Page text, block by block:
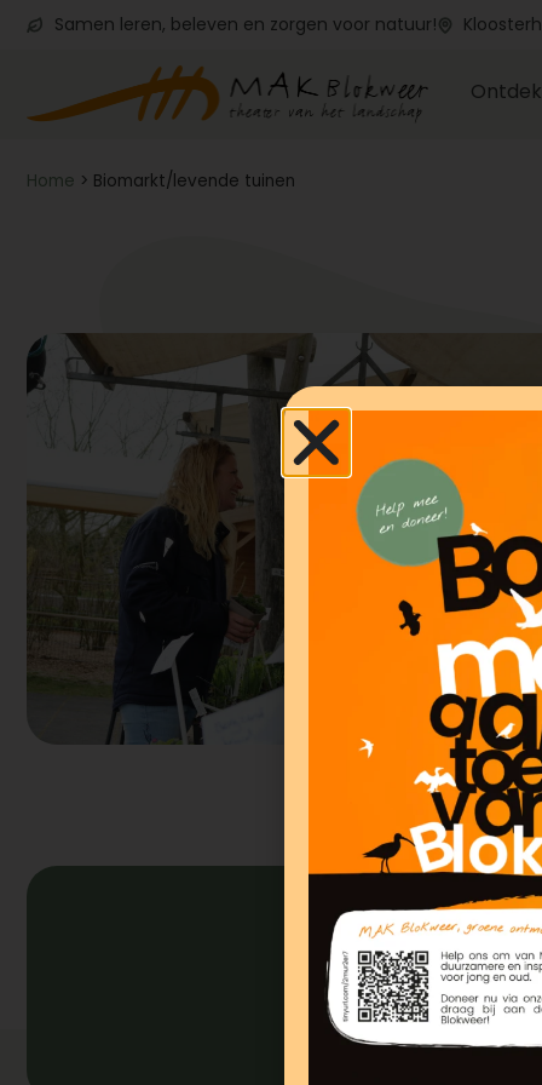
Samen leren, beleven en zorgen voor natuur!
Ontdek
Home > Biomarkt/levende tuinen